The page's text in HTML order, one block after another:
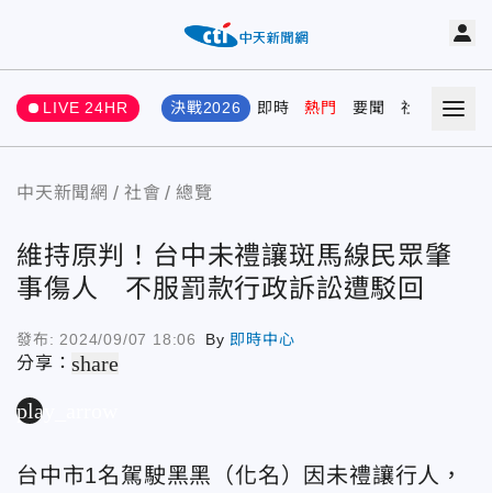
LIVE 24HR 決戰2026 即時 熱門 要聞 社會 娛樂
中天新聞網 社會 總覽
維持原判！台中未禮讓斑馬線民眾肇
事傷人 不服罰款行政訴訟遭駁回
發布: 2024/09/07 18:06 By 即時中心
分享：share
play_arrow
台中市1名駕駛黑黑（化名）因未禮讓行人，